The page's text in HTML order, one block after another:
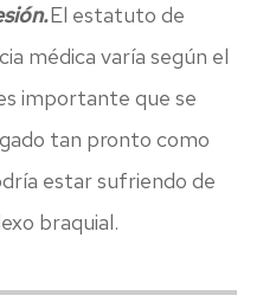
El estatuto de
médica varía según el
importante que se
tan pronto como
estar sufriendo de
braquial.